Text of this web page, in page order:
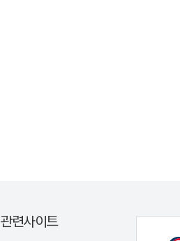
관련사이트